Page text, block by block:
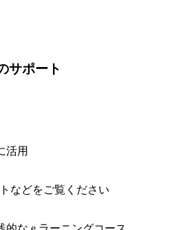
サポート
活用
などをご覧ください